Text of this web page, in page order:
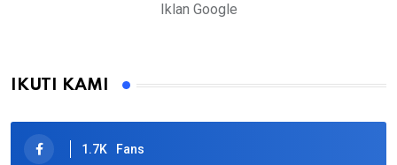
Iklan Google
IKUTI KAMI
1.7K Fans